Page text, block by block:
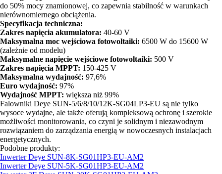
do 50% mocy znamionowej, co zapewnia stabilność w warunkach
nierównomiernego obciążenia.
Specyfikacja techniczna:
Zakres napięcia akumulatora: 40-60 V
Maksymalna moc wejściowa fotowoltaiki: 6500 W do 15600 W
(zależnie od modelu)
Maksymalne napięcie wejściowe fotowoltaiki: 500 V
Zakres napięcia MPPT: 150-425 V
Maksymalna wydajność: 97,6%
Euro wydajność: 97%
Wydajność MPPT: większa niż 99%
Falowniki Deye SUN-5/6/8/10/12K-SG04LP3-EU są nie tylko
wysoce wydajne, ale także oferują kompleksową ochronę i szerokie
możliwości monitorowania, co czyni je solidnym i niezawodnym
rozwiązaniem do zarządzania energią w nowoczesnych instalacjach
energetycznych.
Podobne produkty:
Inwerter Deye SUN-8K-SG01HP3-EU-AM2
Inwerter Deye SUN-5K-SG01HP3-EU-AM2